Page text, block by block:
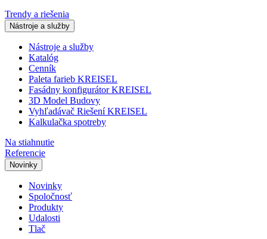
Trendy a riešenia
Nástroje a služby
Nástroje a služby
Katalóg
Cenník
Paleta farieb KREISEL
Fasádny konfigurátor KREISEL
3D Model Budovy
Vyhľadávač Riešení KREISEL
Kalkulačka spotreby
Na stiahnutie
Referencie
Novinky
Novinky
Spoločnosť
Produkty
Udalosti
Tlač